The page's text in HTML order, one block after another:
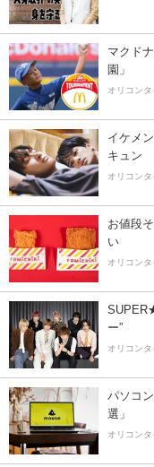
マクド
園」
オリコン
イケメ
キュン
オリコン
お値段
い
オリコン
ー”
オリコン
パソコ
選」
オリコン